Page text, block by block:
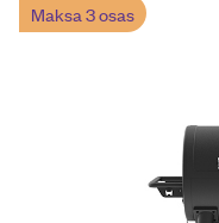
Maksa 3 osas